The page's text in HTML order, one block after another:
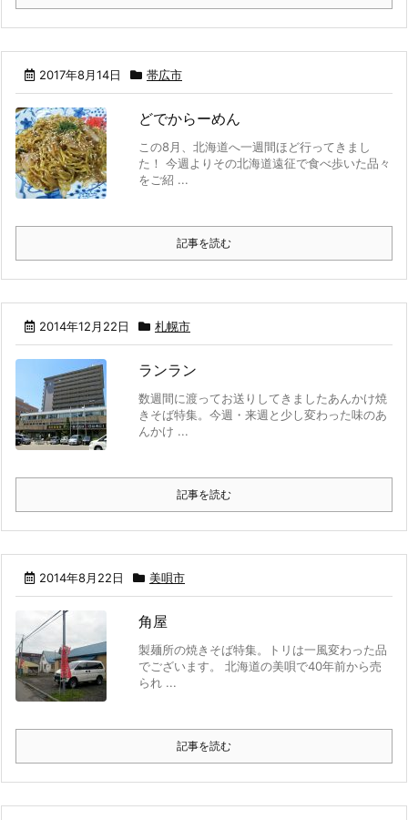
2017年8月14日 帯広市
どでからーめん
この8月、北海道へ一週間ほど行ってきまし
た！ 今週よりその北海道遠征で食べ歩いた品々
をご紹 ...
記事を読む
2014年12月22日 札幌市
ランラン
数週間に渡ってお送りしてきましたあんかけ焼
きそば特集。今週・来週と少し変わった味のあ
んかけ ...
記事を読む
2014年8月22日 美唄市
角屋
製麺所の焼きそば特集。トリは一風変わった品
でございます。 北海道の美唄で40年前から売
られ ...
記事を読む